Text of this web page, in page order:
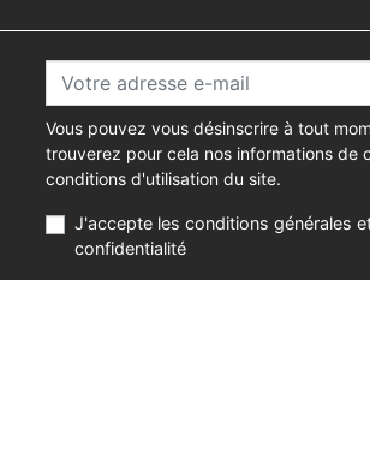
Vous pouvez vous désinscrire à tout
trouverez pour cela nos informations de
conditions d'utilisation du site.
J'accepte les conditions générales
confidentialité